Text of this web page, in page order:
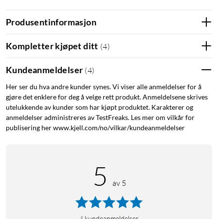
Kort om Arlo Pro 6
2K+ (2560 × 1440) med HDR og 12-bit fargesensor
Fargenattsyn og innebygd spotlight
Innebygd sirene og toveislyd
Direkte tilkobling til wifi uten SmartHub
Støtte for Arlo Secure med AI-oppdagelse og skylagring
Batteritid opptil 8 måneder og lading via USB-C
detaljer i både lyse og mørke partier. 12-bit fargesensor og
avansert fargenattsyn gir tydelige detaljer også i svakt lys.
Smarte varsler som reduserer falske alarmer
Produsentinformasjon
Kompletter kjøpet ditt (4)
Kundeanmeldelser (4)
Her ser du hva andre kunder synes. Vi viser alle anmeldelser for å
gjøre det enklere for deg å velge rett produkt. Anmeldelsene skrives
utelukkende av kunder som har kjøpt produktet. Karakterer og
anmeldelser administreres av TestFreaks. Les mer om vilkår for
publisering her www.kjell.com/no/vilkar/kundeanmeldelser
5 av 5